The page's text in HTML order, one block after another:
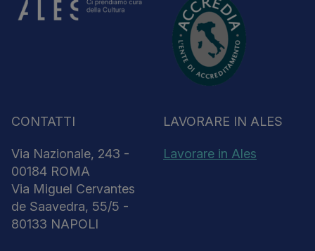
CONTATTI
Via Nazionale, 243 -
00184 ROMA
Via Miguel Cervantes
de Saavedra, 55/5 -
80133 NAPOLI
LAVORARE IN ALES
Lavorare in Ales